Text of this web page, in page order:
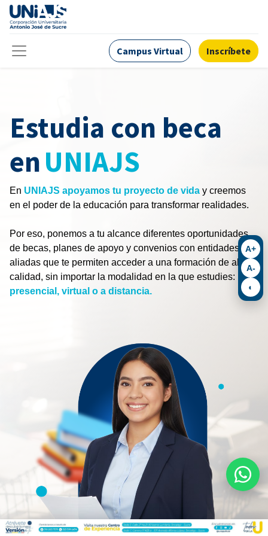
Campus Virtual Inscríbete
Estudia con beca
enUNIAJS
En UNIAJS apoyamos tu proyecto de vida y creemos
en el poder de la educación para transformar realidades.
Por eso, ponemos a tu alcance diferentes oportunidades
de becas, planes de apoyo y convenios con entidades
aliadas que te permiten acceder a una formación de alta
calidad, sin importar la modalidad en la que estudies:
presencial, virtual o a distancia.
A+
A-
◐